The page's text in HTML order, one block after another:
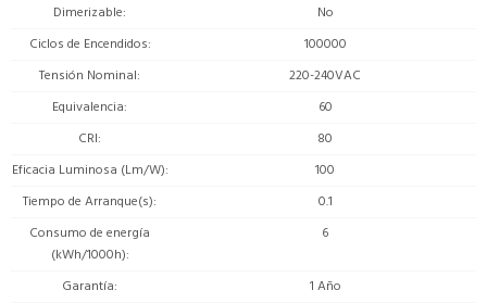
Dimerizable
No
Ciclos de Encendidos
100000
Tensión Nominal
220-240VAC
Equivalencia
60
CRI
80
Eficacia Luminosa (Lm/W)
100
Tiempo de Arranque(s)
0.1
Consumo de energía
(kWh/1000h)
6
Garantía 1 Año